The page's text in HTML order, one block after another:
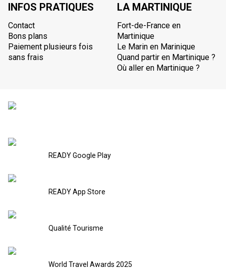
INFOS PRATIQUES
Contact
Bons plans
Paiement plusieurs fois
sans frais
LA MARTINIQUE
Fort-de-France en
Martinique
Le Marin en Marinique
Quand partir en Martinique ?
Où aller en Martinique ?
READY Google Play
READY App Store
Qualité Tourisme
World Travel Awards 2025